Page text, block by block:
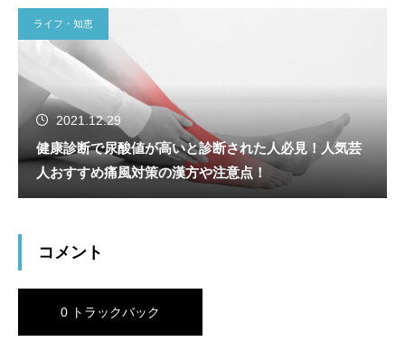
ライフ・知恵
2021.12.29
健康診断で尿酸値が高いと診断された人必見！人気芸
人おすすめ痛風対策の漢方や注意点！
コメント
0 トラックバック